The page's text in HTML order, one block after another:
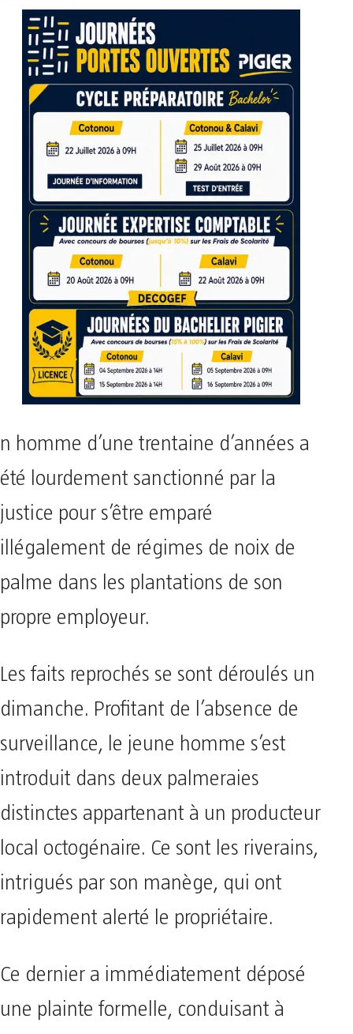
n homme d’une trentaine d’années a
été lourdement sanctionné par la
justice pour s’être emparé
illégalement de régimes de noix de
palme dans les plantations de son
propre employeur.
​Les faits reprochés se sont déroulés un
dimanche. Profitant de l’absence de
surveillance, le jeune homme s’est
introduit dans deux palmeraies
distinctes appartenant à un producteur
local octogénaire. Ce sont les riverains,
intrigués par son manège, qui ont
rapidement alerté le propriétaire.
Ce dernier a immédiatement déposé
une plainte formelle, conduisant à